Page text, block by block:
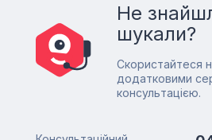
Не
шукали?
Скористайтеся
додатковими
консультацією.